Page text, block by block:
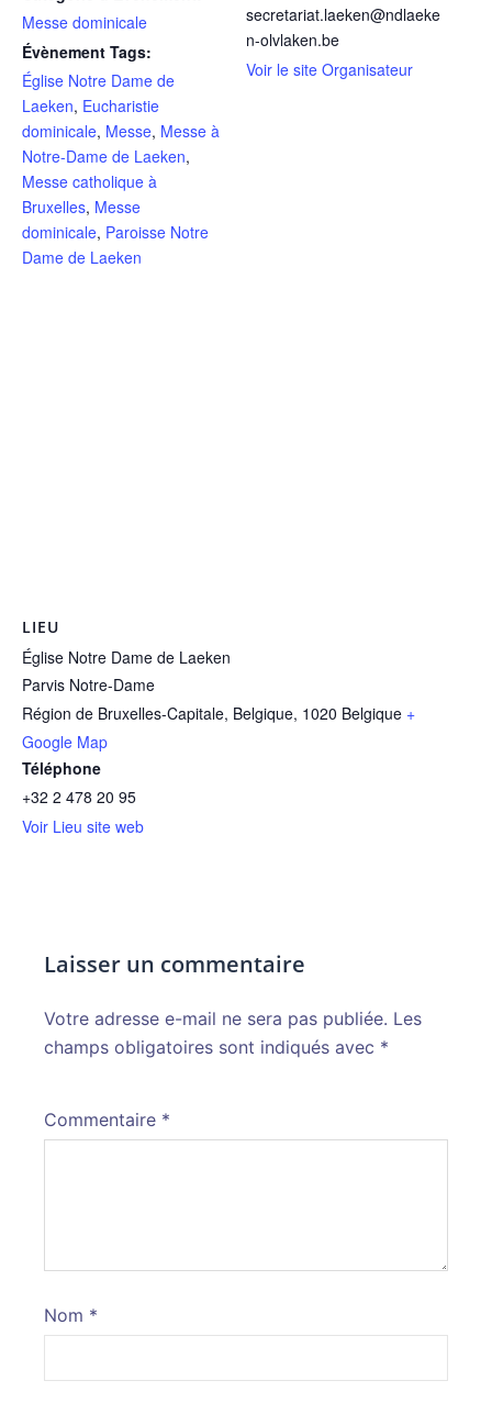
Messe dominicale
Évènement Tags:
Église Notre Dame de
Laeken, Eucharistie
dominicale, Messe, Messe à
Notre-Dame de Laeken,
Messe catholique à
Bruxelles, Messe
dominicale, Paroisse Notre
Dame de Laeken
secretariat.laeken@ndlaeke
n-olvlaken.be
Voir le site Organisateur
LIEU
Église Notre Dame de Laeken
Parvis Notre-Dame
Région de Bruxelles-Capitale, Belgique, 1020 Belgique +
Google Map
Téléphone
+32 2 478 20 95
Voir Lieu site web
Laisser un commentaire
Votre adresse e-mail ne sera pas publiée. Les
champs obligatoires sont indiqués avec *
Commentaire *
Nom *
Alternative: